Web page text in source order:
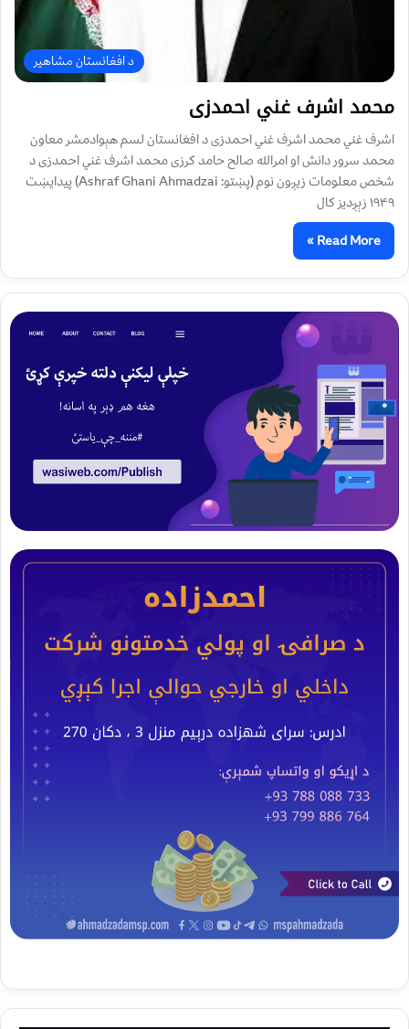
د افغانستان مشاهیر
محمد اشرف غني احمدزی
اشرف غني محمد اشرف غني احمدزی د افغانستان لسم هېوادمشر معاون
محمد سرور دانش او امرالله صالح حامد کرزی محمد اشرف غني احمدزی د
شخص معلومات زیږون نوم (پښتو: Ashraf Ghani Ahmadzai) پيدايښت
۱۹۴۹ زېږديز کال
Read More »